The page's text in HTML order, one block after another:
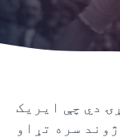
دي چې ایریک
سره تړاو